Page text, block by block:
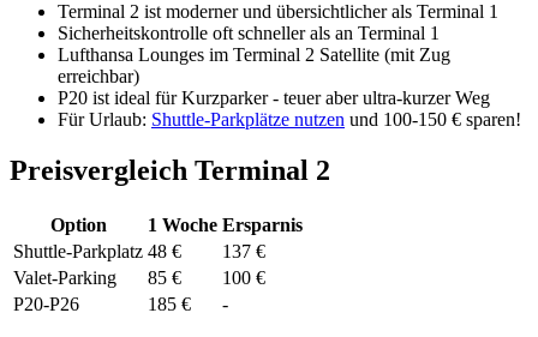
Terminal 2 ist moderner und übersichtlicher als Terminal 1
Sicherheitskontrolle oft schneller als an Terminal 1
Lufthansa Lounges im Terminal 2 Satellite (mit Zug
erreichbar)
P20 ist ideal für Kurzparker - teuer aber ultra-kurzer Weg
Für Urlaub: Shuttle-Parkplätze nutzen und 100-150 € sparen!
Preisvergleich Terminal 2
Option 1 Woche Ersparnis
Shuttle-Parkplatz 48 €
137 €
Valet-Parking
85 €
100 €
P20-P26
185 € -